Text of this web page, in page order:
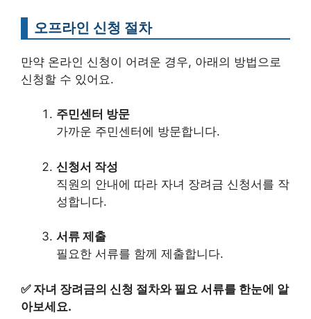
오프라인 신청 절차
만약 온라인 신청이 어려운 경우, 아래의 방법으로
신청할 수 있어요.
주민센터 방문
가까운 주민센터에 방문합니다.
신청서 작성
직원의 안내에 따라 자녀 장려금 신청서를 작
성합니다.
서류 제출
필요한 서류를 함께 제출합니다.
✅ 자녀 장려금의 신청 절차와 필요 서류를 한눈에 알
아보세요.